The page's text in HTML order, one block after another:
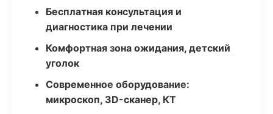
Бесплатная консультация и
диагностика при лечении
Комфортная зона ожидания, детский
уголок
Современное оборудование:
микроскоп, 3D-сканер, КТ